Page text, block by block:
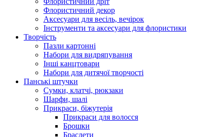
Флористичний декор
Аксесуари для весіль, вечірок
Інструменти та аксесуари для флористики
Творчість
Пазли картонні
Набори для видряпування
Інші канцтовари
Набори для дитячої творчості
Панські штучки
Сумки, клатчі, рюкзаки
Шарфи, шалі
Прикраси, біжутерія
Прикраси для волосся
Брошки
Браслети